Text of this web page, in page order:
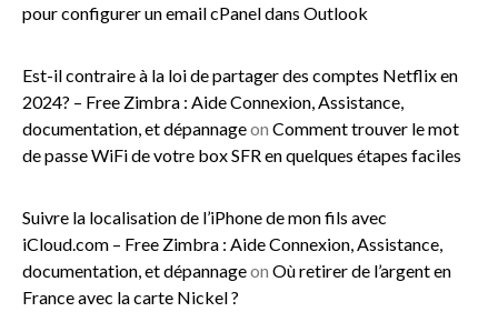
pour configurer un email cPanel dans Outlook
Est-il contraire à la loi de partager des comptes Netflix en
2024? – Free Zimbra : Aide Connexion, Assistance,
documentation, et dépannageon Comment trouver le mot
de passe WiFi de votre box SFR en quelques étapes faciles
Suivre la localisation de l’iPhone de mon fils avec
iCloud.com – Free Zimbra : Aide Connexion, Assistance,
documentation, et dépannageon Où retirer de l’argent en
France avec la carte Nickel ?